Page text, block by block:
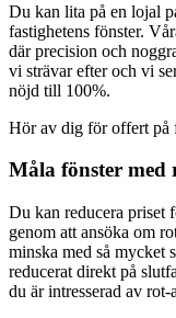
Du kan lita på en lojal
fastighetens fönster.
där precision och
vi strävar efter och vi
nöjd till 100%.
Hör av dig för offert på
Måla fönster med
Du kan reducera priset
genom att ansöka om
minska med så mycket
reducerat direkt på
du är intresserad av